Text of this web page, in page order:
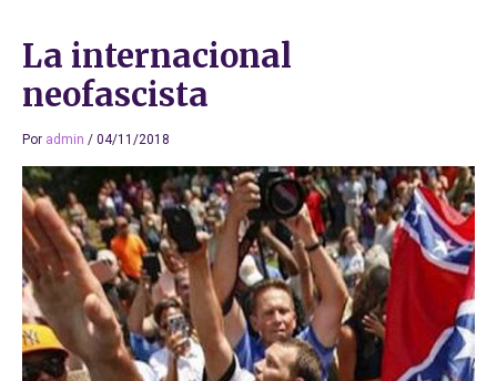
La internacional
neofascista
Por admin / 04/11/2018